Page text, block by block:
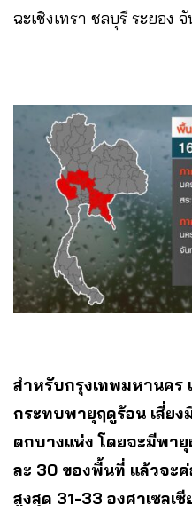
ฉะเชิงเทรา ชลบุรี ระยอง
สำหรับกรุงเทพมหานคร
กระทบพายุฤดูร้อน เสี่ยง
ตกบางแห่ง โดยจะมีพา
ละ 30 ของพื้นที่ แล้วจะ
สูงสุด 31-33 องศาเซลเซี